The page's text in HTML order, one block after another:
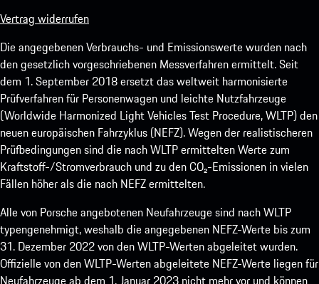
Vertrag widerrufen
Die angegebenen Verbrauchs- und Emissionswerte wurden nach
den gesetzlich vorgeschriebenen Messverfahren ermittelt. Seit
dem 1. September 2018 ersetzt das weltweit harmonisierte
Prüfverfahren für Personenwagen und leichte Nutzfahrzeuge
(Worldwide Harmonized Light Vehicles Test Procedure, WLTP) den
neuen europäischen Fahrzyklus (NEFZ). Wegen der realistischeren
Prüfbedingungen sind die nach WLTP ermittelten Werte zum
Kraftstoff-/Stromverbrauch und zu den CO₂-Emissionen in vielen
Fällen höher als die nach NEFZ ermittelten.
Alle von Porsche angebotenen Neufahrzeuge sind nach WLTP
typengenehmigt, weshalb die angegebenen NEFZ-Werte bis zum
31. Dezember 2022 von den WLTP-Werten abgeleitet wurden.
Offizielle von den WLTP-Werten abgeleitete NEFZ-Werte liegen für
Neufahrzeuge ab dem 1. Januar 2023 nicht mehr vor und können